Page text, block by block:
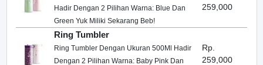
Hadir Dengan 2 Pilihan Warna: Blue Dan
Green Yuk Miliki Sekarang Beb!
259,000
Ring Tumbler
Ring Tumbler Dengan Ukuran 500Ml Hadir
Dengan 2 Pilihan Warna: Baby Pink Dan
Rp.
259,000